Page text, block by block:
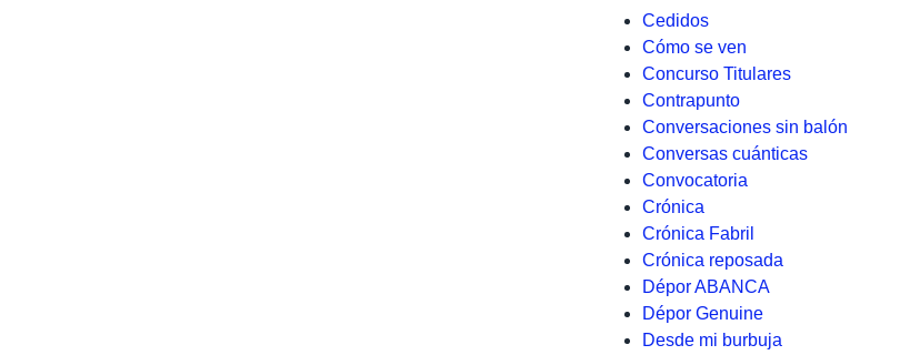
Cedidos
Cómo se ven
Concurso Titulares
Contrapunto
Conversaciones sin balón
Conversas cuánticas
Convocatoria
Crónica
Crónica Fabril
Crónica reposada
Dépor ABANCA
Dépor Genuine
Desde mi burbuja